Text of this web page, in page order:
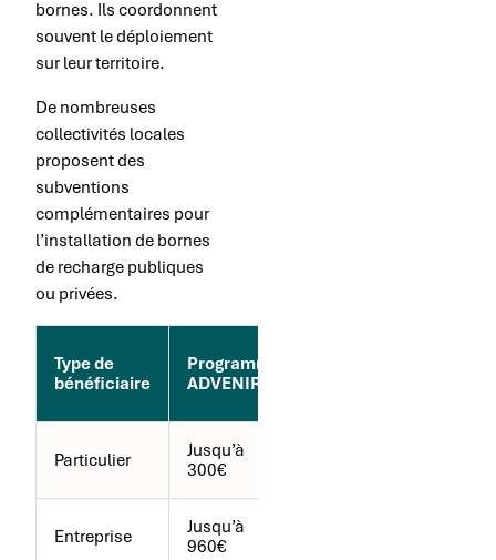
bornes. Ils coordonnent
souvent le déploiement
sur leur territoire.
De nombreuses
collectivités locales
proposent des
subventions
complémentaires pour
l’installation de bornes
de recharge publiques
ou privées.
Type de
bénéficiaire
Programme
ADVENIR
Particulier
Jusqu’à
300€
Entreprise
Jusqu’à
960€